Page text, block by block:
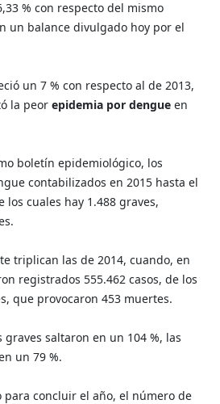
% con respecto del mismo
un balance divulgado hoy por el
un 7 % con respecto al de 2013,
la peor epidemia por dengue en
boletín epidemiológico, los
contabilizados en 2015 hasta el
los cuales hay 1.488 graves,
triplican las de 2014, cuando, en
registrados 555.462 casos, de los
que provocaron 453 muertes.
graves saltaron en un 104 %, las
un 79 %.
para concluir el año, el número de